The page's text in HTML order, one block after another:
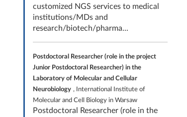
customized NGS services to medical
institutions/MDs and
research/biotech/pharma...
Postdoctoral Researcher (role in the project
Junior Postdoctoral Researcher) in the
Laboratory of Molecular and Cellular
Neurobiology , International Institute of
Molecular and Cell Biology in Warsaw
Postdoctoral Researcher (role in the